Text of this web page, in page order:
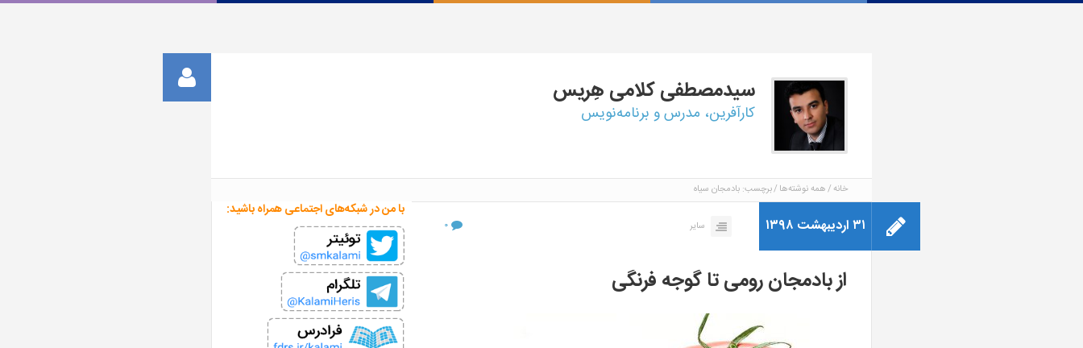
سیدمصطفیکلامی هِریس
کارآفرین، مدرس و برنامه‌نویس
خانه همه نوشته‌ها برچسب: بادمجان سیاه
۳۱ اردیبهشت ۱۳۹۸ سایر ۰
از بادمجان رومی تا گوجه فرنگی
با من در شبکه‌های اجتماعی همراه باشید: